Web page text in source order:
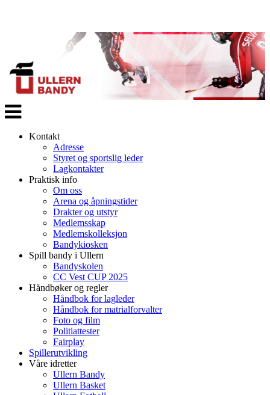
Veksle
navigasjon
Kontakt
Adresse
Styret og sportslig leder
Lagkontakter
Praktisk info
Om oss
Arena og åpningstider
Drakter og utstyr
Medlemsskap
Medlemskolleksjon
Bandykiosken
Spill bandy i Ullern
Bandyskolen
CC Vest CUP 2025
Håndbøker og regler
Håndbok for lagleder
Håndbok for matrialforvalter
Foto og film
Politiattester
Fairplay
Spillerutvikling
Våre idretter
Ullern Bandy
Ullern Basket